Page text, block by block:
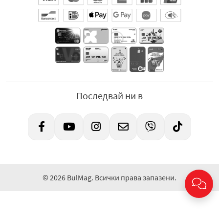
Последвай ни в
© 2026 BulMag. Всички права запазени.